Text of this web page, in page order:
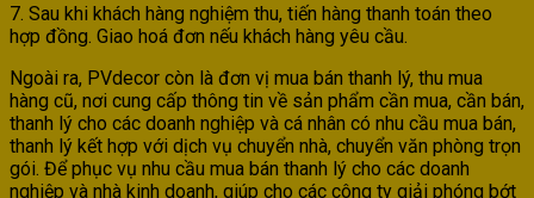
7. Sau khi khách hàng nghiệm thu, tiến hàng thanh toán theo
hợp đồng. Giao hoá đơn nếu khách hàng yêu cầu.
Ngoài ra, PVdecor còn là đơn vị mua bán thanh lý, thu mua
hàng cũ, nơi cung cấp thông tin về sản phẩm cần mua, cần bán,
thanh lý cho các doanh nghiệp và cá nhân có nhu cầu mua bán,
thanh lý kết hợp với dịch vụ chuyển nhà, chuyển văn phòng trọn
gói. Để phục vụ nhu cầu mua bán thanh lý cho các doanh
nghiệp và nhà kinh doanh, giúp cho các công ty giải phóng bớt